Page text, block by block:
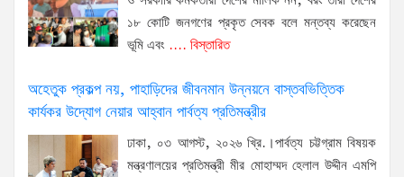
১৮ কোটি জনগণের প্রকৃত সেবক বলে মন্তব্য করেছেন
ভূমি এবং .... বিস্তারিত
অহেতুক প্রকল্প নয়, পাহাড়িদের জীবনমান উন্নয়নে বাস্তবভিত্তিক
কার্যকর উদ্যোগ নেয়ার আহ্বান পার্বত্য প্রতিমন্ত্রীর
ঢাকা, ০৩ আগস্ট, ২০২৬ খ্রি.।পার্বত্য চট্টগ্রাম বিষয়ক
মন্ত্রণালয়ের প্রতিমন্ত্রী মীর মোহাম্মদ হেলাল উদ্দীন এমপি